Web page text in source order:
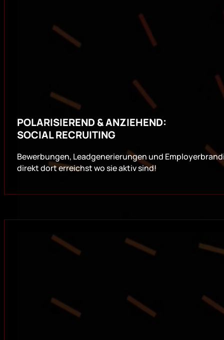
POLARISIEREND & ANZIEHEND:
SOCIAL RECRUITING
Bewerbungen, Leadgenerierungen und
direkt dort erreichst wo sie aktiv sind!